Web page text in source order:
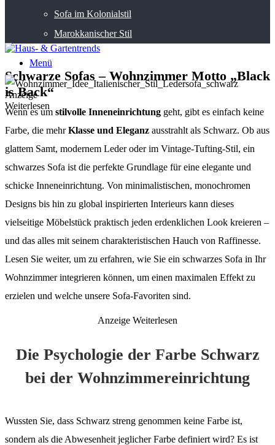
Sofa im Kolonialstil
Marokkanischer Stil
Menü
Schwarze Sofas – Wohnzimmer Motto „Black
is Back“
Anzeige
Weiterlesen
Wenn es um stilvolle Inneneinrichtung geht, gibt es einfach keine
Farbe, die mehrKlasse und Eleganz ausstrahlt als Schwarz. Ob aus
glattem Samt, modernem Leder oder im Vintage-Tufting-Stil, ein
schwarzes Sofa ist die perfekte Grundlage für eine elegante und
schicke Inneneinrichtung. Von minimalistischen, monochromen
Designs bis hin zu global inspirierten Interieurs kann dieses
vielseitige Möbelstück praktisch jeden erdenklichen Look kreieren –
und das alles mit seinem charakteristischen Hauch von Raffinesse.
Lesen Sie weiter, um zu erfahren, wie Sie ein schwarzes Sofa in Ihr
Wohnzimmer integrieren können, um einen maximalen Effekt zu
erzielen und welche unsere Sofa-Favoriten sind.
Anzeige Weiterlesen
Die Psychologie der Farbe Schwarz
bei der Wohnzimmereinrichtung
Wussten Sie, dass Schwarz streng genommen keine Farbe ist,
sondern als die Abwesenheit jeglicher Farbe definiert wird? Es ist